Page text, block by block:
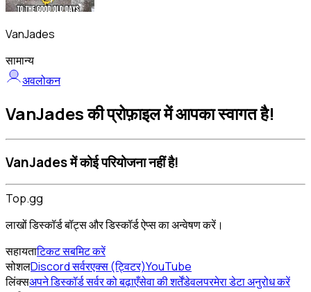
VanJades
सामान्य
अवलोकन
VanJades की प्रोफ़ाइल में आपका स्वागत है!
VanJades में कोई परियोजना नहीं है!
Top.gg
लाखों डिस्कॉर्ड बॉट्स और डिस्कॉर्ड ऐप्स का अन्वेषण करें।
सहायताटिकट सबमिट करें
सोशलDiscord सर्वरएक्स (ट्विटर)YouTube
लिंक्सअपने डिस्कॉर्ड सर्वर को बढ़ाएँसेवा की शर्तेंडेवलपरमेरा डेटा अनुरोध करें